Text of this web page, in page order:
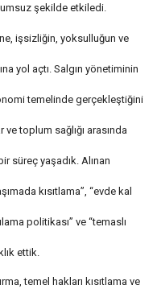
şekilde etkiledi.
işsizliğin, yoksulluğun ve
yol açtı. Salgın yönetiminin
temelinde gerçekleştiğini
toplum sağlığı arasında
süreç yaşadık. Alınan
kısıtlama”, “evde kal
politikası” ve “temaslı
ettik.
temel hakları kısıtlama ve